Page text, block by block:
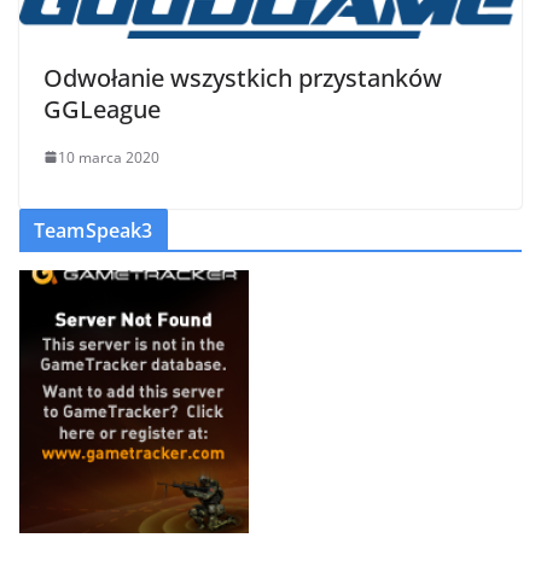
Odwołanie wszystkich przystanków
GGLeague
10 marca 2020
TeamSpeak3